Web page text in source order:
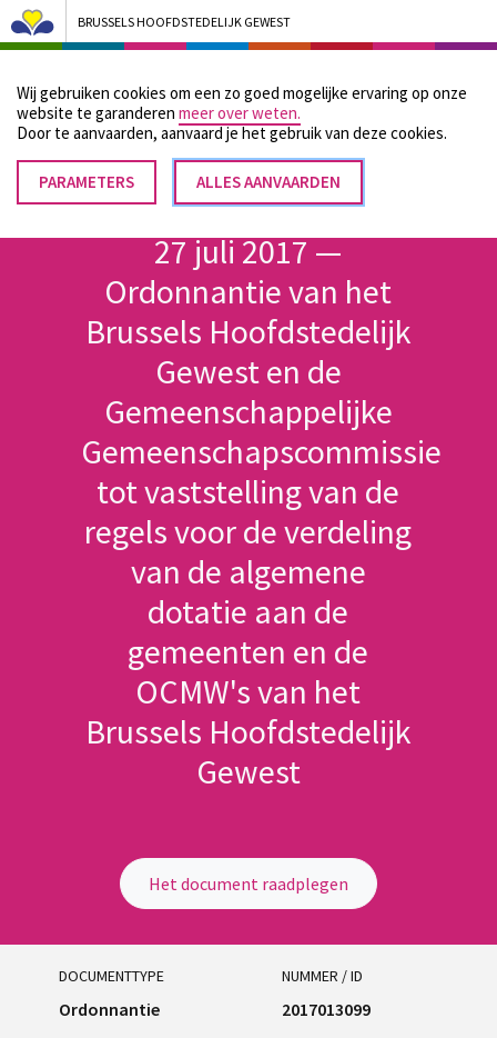
Wij gebruiken cookies om een zo goed mogelijke ervaring op onze
website te garanderen meer over weten.
Door te aanvaarden, aanvaard je het gebruik van deze cookies.
PARAMETERS ALLES AANVAARDEN
TOESTEMMING
INTREKKEN
BRUSSELS HOOFDSTEDELIJK GEWEST
Bruxelles Pouvoirs Locaux - Aller à la page d'accueil
Menu
Kruimelpad Home
27 juli 2017 —
Ordonnantie van het
Brussels Hoofdstedelijk
Gewest en de
Gemeenschappelijke
Gemeenschapscommissie
tot vaststelling van de
regels voor de verdeling
van de algemene
dotatie aan de
gemeenten en de
OCMW's van het
Brussels Hoofdstedelijk
Gewest
Het document raadplegen
DOCUMENTTYPE
Ordonnantie
NUMMER / ID
2017013099